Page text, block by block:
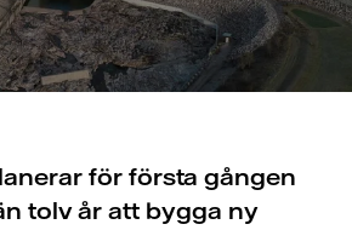
för första gången
tolv år att bygga ny